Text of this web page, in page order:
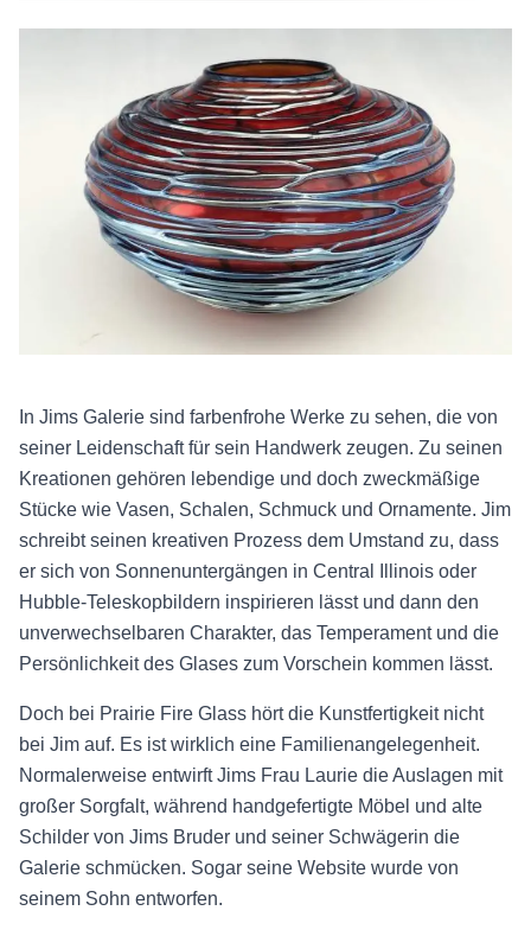
In Jims Galerie sind farbenfrohe Werke zu sehen, die von
seiner Leidenschaft für sein Handwerk zeugen. Zu seinen
Kreationen gehören lebendige und doch zweckmäßige
Stücke wie Vasen, Schalen, Schmuck und Ornamente. Jim
schreibt seinen kreativen Prozess dem Umstand zu, dass
er sich von Sonnenuntergängen in Central Illinois oder
Hubble-Teleskopbildern inspirieren lässt und dann den
unverwechselbaren Charakter, das Temperament und die
Persönlichkeit des Glases zum Vorschein kommen lässt.
Doch bei Prairie Fire Glass hört die Kunstfertigkeit nicht
bei Jim auf. Es ist wirklich eine Familienangelegenheit.
Normalerweise entwirft Jims Frau Laurie die Auslagen mit
großer Sorgfalt, während handgefertigte Möbel und alte
Schilder von Jims Bruder und seiner Schwägerin die
Galerie schmücken. Sogar seine Website wurde von
seinem Sohn entworfen.